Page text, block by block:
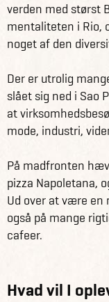
verden med størst
mentaliteten i Rio,
noget af den
Der er utrolig
slået sig ned i Sao
at
mode, industri,
På madfronten
pizza Napoletana,
Ud over at være en
også på mange
cafeer.
Hvad vil I